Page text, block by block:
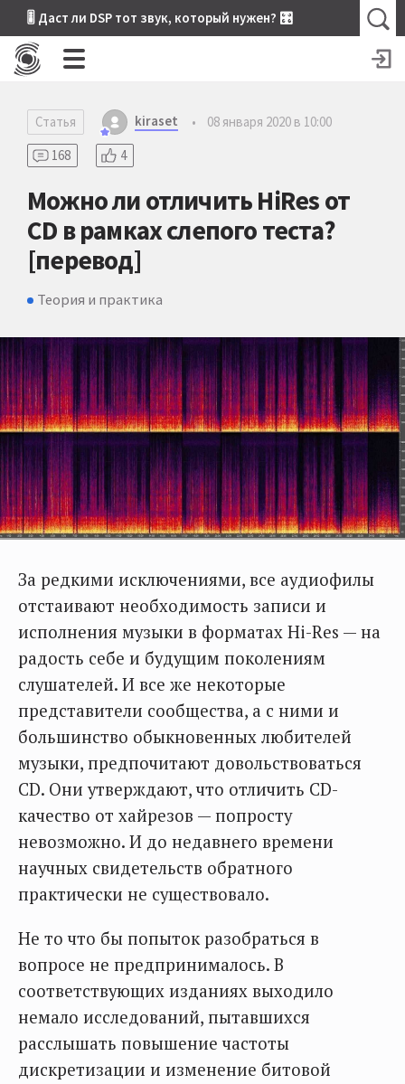
🎚 Даст ли DSP тот звук, который нужен? 🎛
Статья kiraset •
08 января 2020 в 10:00
168
4
Можно ли отличить HiRes от
CD в рамках слепого теста?
[перевод]
Теория и практика
За редкими исключениями, все аудиофилы
отстаивают необходимость записи и
исполнения музыки в форматах Hi-Res — на
радость себе и будущим поколениям
слушателей. И все же некоторые
представители сообщества, а с ними и
большинство обыкновенных любителей
музыки, предпочитают довольствоваться
CD. Они утверждают, что отличить CD-
качество от хайрезов — попросту
невозможно. И до недавнего времени
научных свидетельств обратного
практически не существовало.
Не то что бы попыток разобраться в
вопросе не предпринималось. В
соответствующих изданиях выходило
немало исследований, пытавшихся
расслышать повышение частоты
дискретизации и изменение битовой